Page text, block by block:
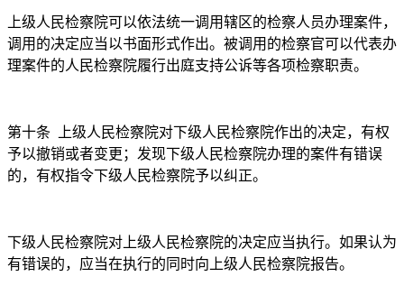
上级人民检察院可以依法统一调用辖区的检察人员办理案件，
调用的决定应当以书面形式作出。被调用的检察官可以代表办
理案件的人民检察院履行出庭支持公诉等各项检察职责。
第十条
上级人民检察院对下级人民检察院作出的决定，有权
予以撤销或者变更；发现下级人民检察院办理的案件有错误
的，有权指令下级人民检察院予以纠正。
下级人民检察院对上级人民检察院的决定应当执行。如果认为
有错误的，应当在执行的同时向上级人民检察院报告。